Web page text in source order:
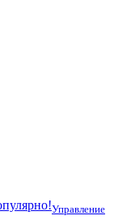
Управление